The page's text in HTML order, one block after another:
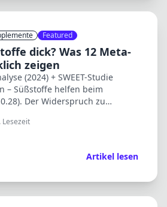
Featured
dick? Was 12 Meta-
zeigen
(2024) + SWEET-Studie
– Süßstoffe helfen beim
Der Widerspruch zu
Lesezeit
Artikel lesen